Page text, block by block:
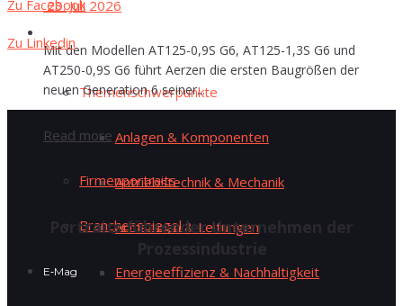
The­men­schwer­punk­te
Anla­gen & Komponenten
Antriebs­tech­nik & Mechanik
Arma­tu­ren & Leitungen
Ener­gie­ef­fi­zi­enz & Nachhaltigkeit
23. Juli 2026
Mit den Modellen AT125-0,9S G6, AT125-1,3S G6 und
AT250-0,9S G6 führt Aerzen die ersten Baugrößen der
neuen Generation 6 seiner...
Read more
Fir­men­por­traits
Bran­chen­spie­gel
E‑Mag
Zu Face­book
Zu Lin­kedin
Por­traits füh­ren­der Unter­neh­men der